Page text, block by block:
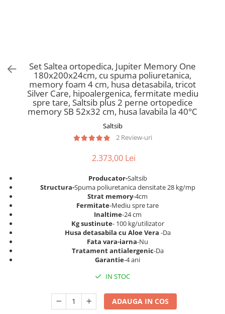
Saltele Memory Pocket
Saltele cu plasa arcuri
Saltele cu spuma
Saltele cu spuma
Saltele cu spuma poliuretanica
Saltele 160x200
Saltele 180x200
Top saltele
Top saltele 5 cm
Top saltele 10 cm
Top saltele memory 5 cm
Saltele cu plasa de arcuri
Saltele cu spuma
Scaune pentru living
Seturi comode living si vitrine
Mobila living
Comode living
Dulap birou
Birouri
Scaune pentru birou
Scaune pentru vizitatori
Scaune manager
Mese bucatarie
Seturi mese si scaune bucatarie
Scaune birou copii
Scaune resigilate
Scaune gradinita
Scaune conferinta
Set Saltea ortopedica, Jupiter Memory One
180x200x24cm, cu spuma poliuretanica,
memory foam 4 cm, husa detasabila, tricot
Silver Care, hipoalergenica, fermitate mediu
spre tare, Saltsib plus 2 perne ortopedice
memory SB 52x32 cm, husa lavabila la 40°C
Saltsib
2 Review-uri
2.373,00 Lei
Producator-Saltsib
Structura-Spuma poliuretanica densitate 28 kg/mp
Strat memory-4cm
Fermitate-Mediu spre tare
Inaltime-24 cm
Kg sustinute- 100 kg/utilizator
Husa detasabila cu Aloe Vera -Da
Fata vara-iarna-Nu
Tratament antialergenic-Da
Garantie-4 ani
IN STOC
ADAUGA IN COS